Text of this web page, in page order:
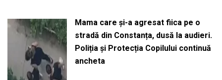
Mama care și-a agresat fiica pe o
stradă din Constanța, dusă la audieri.
Poliția și Protecția Copilului continuă
ancheta